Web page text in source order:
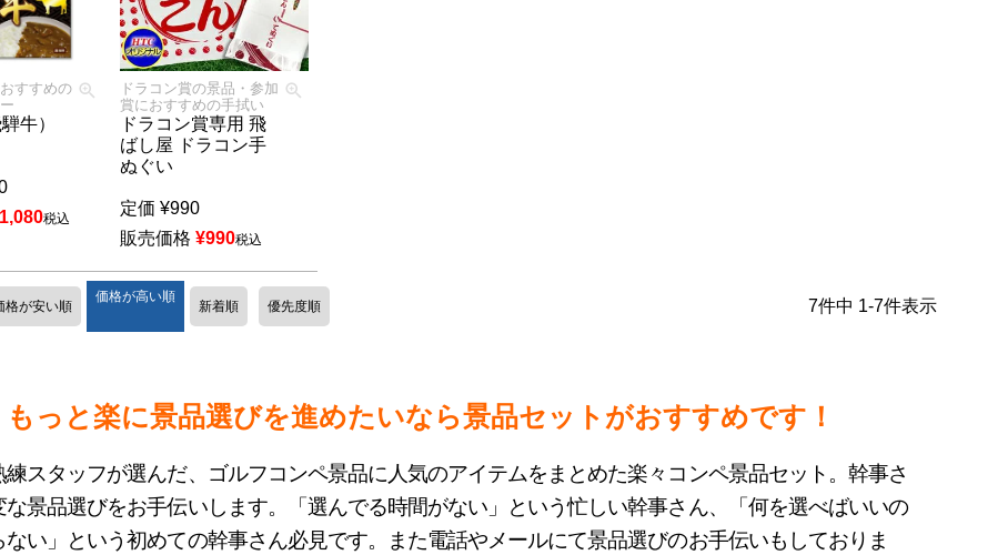
すすめの
牛）
1,080税込
ドラコン賞の景品・参加
賞におすすめの手拭い
ドラコン賞専用 飛
ばし屋 ドラコン手
ぬぐい
定価 ¥990
販売価格 ¥990税込
格が安い順
価格が高い順
新着順 優先度順 7件中 1-7件表示
もっと楽に景品選びを進めたいなら景品セットがおすすめです！
練スタッフが選んだ、ゴルフコンペ景品に人気のアイテムをまとめた楽々コンペ景品セット。幹事さ
な景品選びをお手伝いします。「選んでる時間がない」という忙しい幹事さん、「何を選べばいいの
ない」という初めての幹事さん必見です。また電話やメールにて景品選びのお手伝いもしておりま